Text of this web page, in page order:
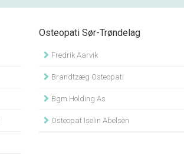
Osteopati Sør-Trøndelag
Fredrik Aarvik
Brandtzæg Osteopati
Bgm Holding As
Osteopat Iselin Abelsen